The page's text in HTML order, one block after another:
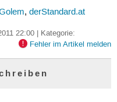
, derStandard.at
22:00 | Kategorie:
Fehler im Artikel melden